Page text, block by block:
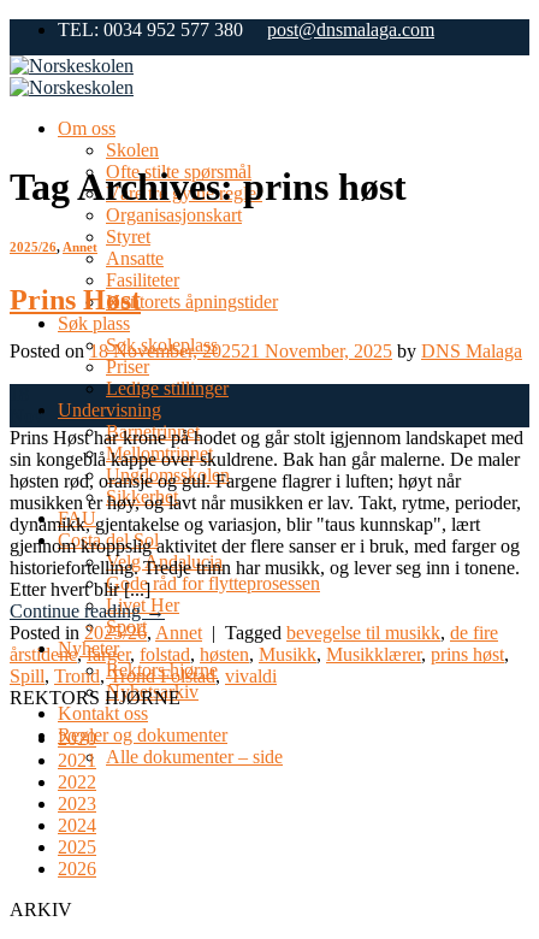
Skip
content
TEL: 0034 952 577 380 post@dnsmalaga.com
Om oss
Skolen
Ofte stilte spørsmål
Våre tre gylne regler
Organisasjonskart
Styret
Ansatte
Fasiliteter
Kontorets åpningstider
Søk plass
Søk skoleplass
Priser
Ledige stillinger
Undervisning
Barnetrinnet
Mellomtrinnet
Ungdomsskolen
Sikkerhet
FAU
Costa del Sol
Velg Andalucia
Gode råd for flytteprosessen
Livet Her
Sport
Nyheter
Rektors hjørne
Nyhetsarkiv
Kontakt oss
Regler og dokumenter
Alle dokumenter – side
Tag Archives:prins høst
2025/26,Annet
Prins Høst
Posted on18 November, 202521 November, 2025 by DNS Malaga
Nov
Prins Høst har krone på hodet og går stolt igjennom landskapet med
sin kongeblå kappe over skuldrene. Bak han går malerne. De maler
høsten rød, oransje og gul. Fargene flagrer i luften; høyt når
musikken er høy, og lavt når musikken er lav. Takt, rytme, perioder,
dynamikk, gjentakelse og variasjon, blir "taus kunnskap", lært
gjennom kroppslig aktivitet der flere sanser er i bruk, med farger og
historiefortelling. Tredje trinn har musikk, og lever seg inn i tonene.
Etter hvert blir [...]
Continue reading→
Posted in 2025/26, Annet | Tagged bevegelse til musikk, de fire
årstidene,farger, folstad, høsten, Musikk, Musikklærer, prins høst,
Spill, Trond,Trond Folstad, vivaldi
REKTORS HJØRNE
2020
2021
2022
2023
2024
2025
2026
ARKIV